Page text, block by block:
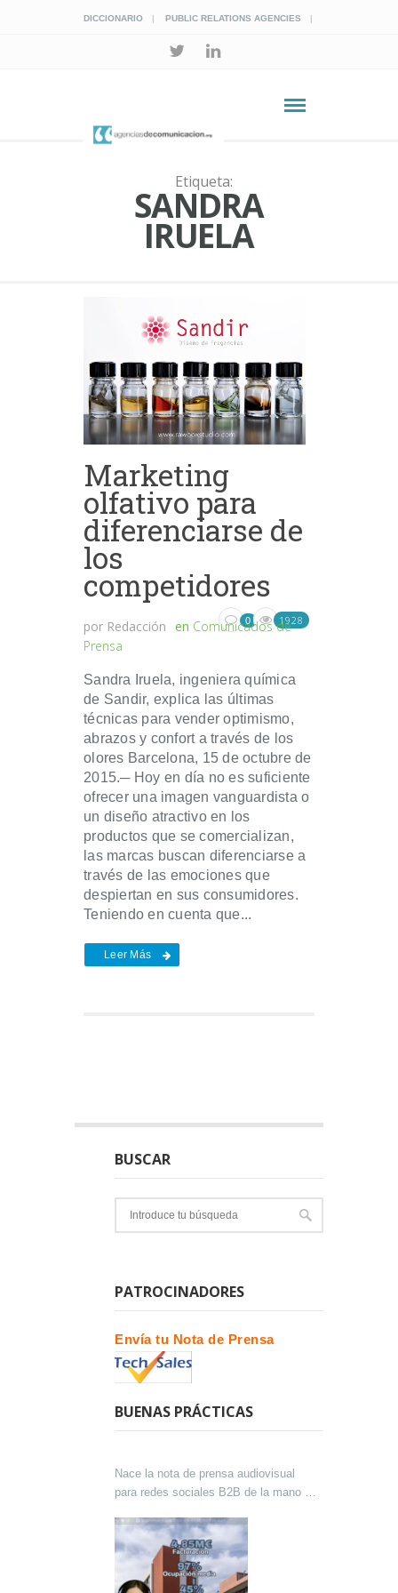
DICCIONARIO PUBLIC RELATIONS AGENCIES
Etiqueta:
SANDRA
IRUELA
Marketing
olfativo para
diferenciarse de
los
competidores
por Redacción en Comunicados de
Prensa
0 1928
Sandra Iruela, ingeniera química
de Sandir, explica las últimas
técnicas para vender optimismo,
abrazos y confort a través de los
olores Barcelona, 15 de octubre de
2015.─ Hoy en día no es suficiente
ofrecer una imagen vanguardista o
un diseño atractivo en los
productos que se comercializan,
las marcas buscan diferenciarse a
través de las emociones que
despiertan en sus consumidores.
Teniendo en cuenta que...
Leer Más
BUSCAR
PATROCINADORES
Envía tu Nota de Prensa
BUENAS PRÁCTICAS
Nace la nota de prensa audiovisual
para redes sociales B2B de la mano de